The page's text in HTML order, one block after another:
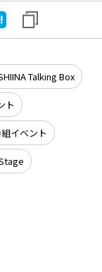
Talking Box
ト
イベント